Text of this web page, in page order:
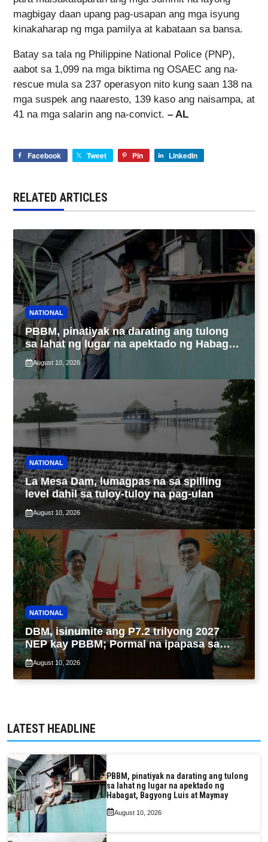
magbigay daan upang pag-usapan ang mga isyung
kinakaharap ng mga pamilya at kabataan sa bansa.
Batay sa tala ng Philippine National Police (PNP),
aabot sa 1,099 na mga biktima ng OSAEC ang na-
rescue mula sa 237 operasyon nito kung saan 138 na
mga suspek ang naaresto, 139 kaso ang naisampa, at
41 na mga salarin ang na-convict. – AL
Facebook Tweet Pin LinkedIn
RELATED ARTICLES
NATIONAL
PBBM, pinatiyak na darating ang tulong
sa lahat ng lugar na apektado ng Habagat,
Bagyong Luis at Maymay
August 10, 2026
NATIONAL
La Mesa Dam, lumagpas na sa spilling
level dahil sa tuloy-tuloy na pag-ulan
August 10, 2026
NATIONAL
DBM, isinumite ang P7.2 trilyong 2027
NEP kay PBBM; Pormal na ipapasa sa
Kongreso bukas
August 10, 2026
LATEST HEADLINE
PBBM, pinatiyak na darating ang tulong
sa lahat ng lugar na apektado ng
Habagat, Bagyong Luis at Maymay
August 10, 2026